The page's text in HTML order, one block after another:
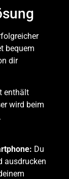
bequem
dir
enthält
wird beim
Du
ausdrucken